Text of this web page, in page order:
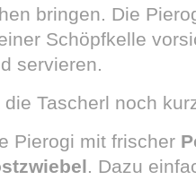
bringen. Die
Schöpfkelle
servieren.
Tascherl noch
Pierogi mit frischer
. Dazu